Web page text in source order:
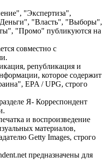
"Экспертиза",
"Власть", "Выборы",
"Промо" публикуются на
совместно с
републикация и
которое содержит
EPA / UPG, строго
Я- Корреспондент
и воспроизведение
материалов,
Getty Images, строго
предназначены для